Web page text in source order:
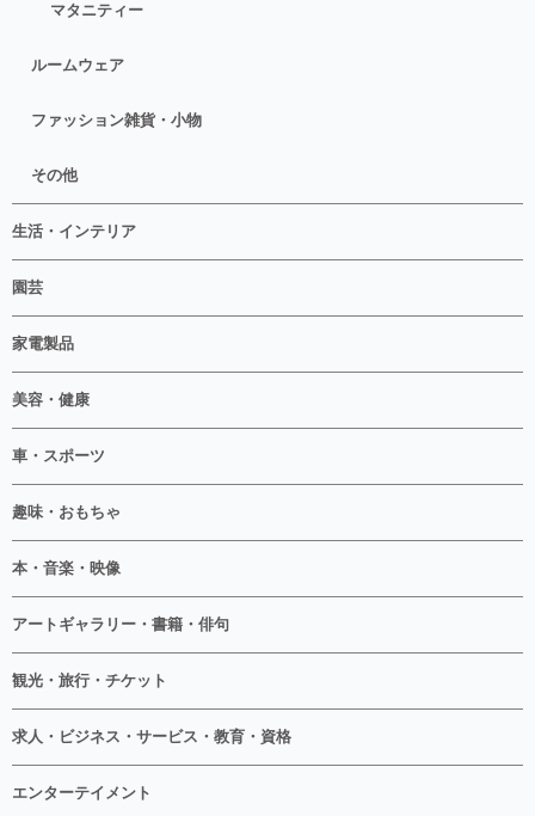
マタニティー
ルームウェア
ファッション雑貨・小物
その他
生活・インテリア
園芸
家電製品
美容・健康
車・スポーツ
趣味・おもちゃ
本・音楽・映像
アートギャラリー・書籍・俳句
観光・旅行・チケット
求人・ビジネス・サービス・教育・資格
エンターテイメント